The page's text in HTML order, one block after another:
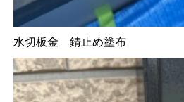
水切板金 錆止め塗布